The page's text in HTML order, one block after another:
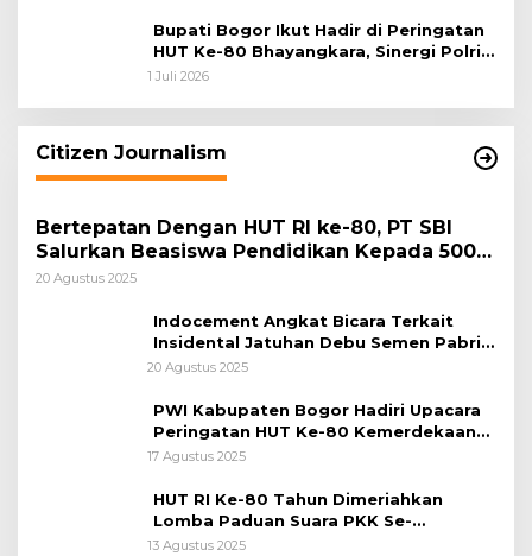
Bupati Bogor Ikut Hadir di Peringatan
HUT Ke-80 Bhayangkara, Sinergi Polri
dan Pemkab Bogor Jadi Kunci Menjaga
1 Juli 2026
Citizen Journalism
Bertepatan Dengan HUT RI ke-80, PT SBI
Salurkan Beasiswa Pendidikan Kepada 500
Pelajar
20 Agustus 2025
Indocement Angkat Bicara Terkait
Insidental Jatuhan Debu Semen Pabrik
Citeureup
20 Agustus 2025
PWI Kabupaten Bogor Hadiri Upacara
Peringatan HUT Ke-80 Kemerdekaan
RI, di Lapangan Tegar Beriman
17 Agustus 2025
HUT RI Ke-80 Tahun Dimeriahkan
Lomba Paduan Suara PKK Se-
Kabupaten Bogor
13 Agustus 2025